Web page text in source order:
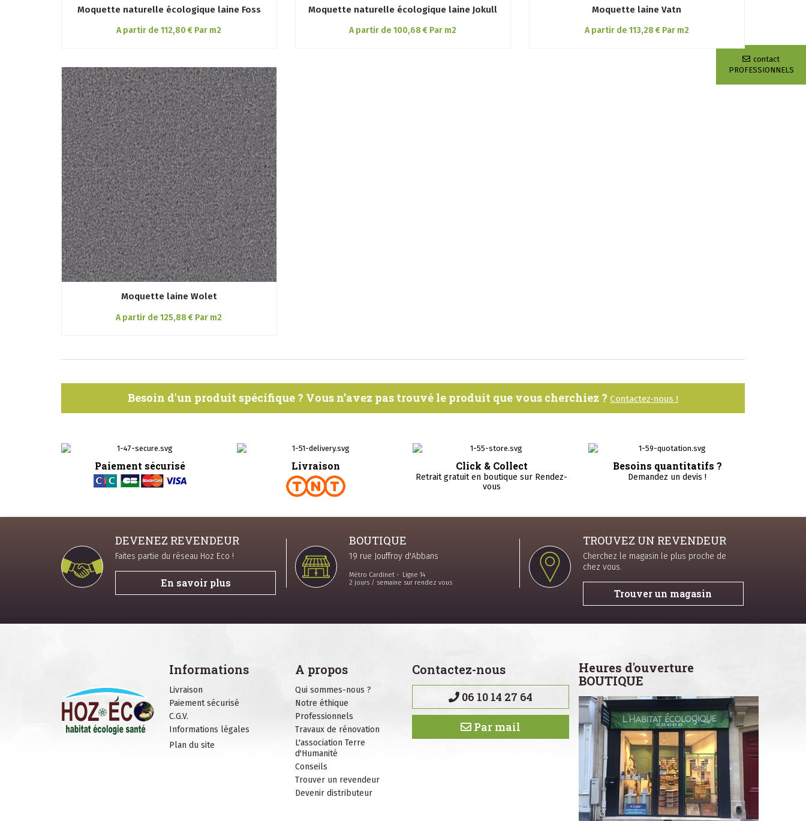
contact
PROFESSIONNELS
Moquette naturelle écologique laine Foss
A partir de 112,80 € Par m2
Moquette naturelle écologique laine Jokull
A partir de 100,68 € Par m2
Moquette laine Vatn
A partir de 113,28 € Par m2
Moquette laine Wolet
A partir de 125,88 € Par m2
Besoin d'un produit spécifique ? Vous n’avez pas trouvé le produit que vous cherchiez ? Contactez-nous !
Paiement sécurisé Livraison Click & Collect
Retrait gratuit en boutique sur Rendez-
vous
Besoins quantitatifs ?
Demandez un devis !
DEVENEZ REVENDEUR
Faites partie du réseau Hoz Eco !
En savoir plus
BOUTIQUE
19 rue Jouffroy d'Abbans
Métro Cardinet - Ligne 14
2 jours / semaine sur rendez vous
TROUVEZ UN REVENDEUR
Cherchez le magasin le plus proche de
chez vous.
Trouver un magasin
Informations
Livraison
Paiement sécurisé
C.G.V.
Informations légales
Plan du site
A propos
Qui sommes-nous ?
Notre éthique
Professionnels
Travaux de rénovation
L'association Terre
d'Humanité
Conseils
Trouver un revendeur
Devenir distributeur
Contactez-nous
06 10 14 27 64
Par mail
Heures d'ouverture
BOUTIQUE